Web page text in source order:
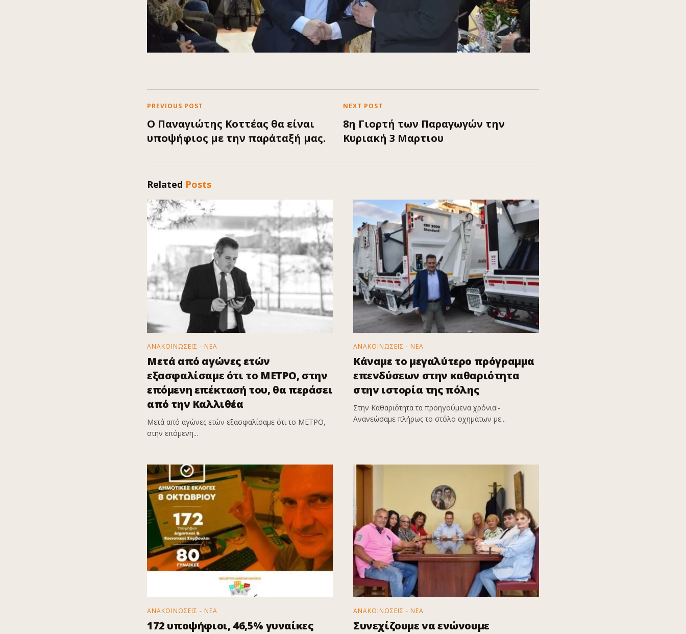
PREVIOUS POST
O Παναγιώτης Κοττέας θα είναι
υποψήφιος με την παράταξή μας.
NEXT POST
8η Γιορτή των Παραγωγών την
Κυριακή 3 Μαρτιου
Related Posts
ΑΝΑΚΟΙΝΩΣΕΙΣ - ΝΕΑ
Μετά από αγώνες ετών
εξασφαλίσαμε ότι το ΜΕΤΡΟ, στην
επόμενη επέκτασή του, θα περάσει
από την Καλλιθέα
Μετά από αγώνες ετών εξασφαλίσαμε ότι το ΜΕΤΡΟ,
στην επόμενη...
ΑΝΑΚΟΙΝΩΣΕΙΣ - ΝΕΑ
Κάναμε το μεγαλύτερο πρόγραμμα
επενδύσεων στην καθαριότητα
στην ιστορία της πόλης
Στην Καθαριότητα τα προηγούμενα χρόνια:-
Ανανεώσαμε πλήρως το στόλο οχημάτων με...
ΑΝΑΚΟΙΝΩΣΕΙΣ - ΝΕΑ
172 υποψήφιοι, 46,5% γυναίκες
ΑΝΑΚΟΙΝΩΣΕΙΣ - ΝΕΑ
Συνεχίζουμε να ενώνουμε